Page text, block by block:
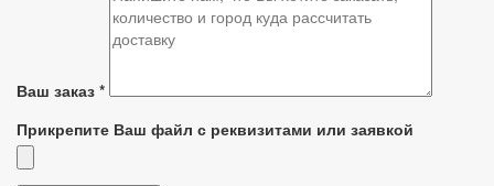
Ваш заказ *
Прикрепите Ваш файл с реквизитами или заявкой